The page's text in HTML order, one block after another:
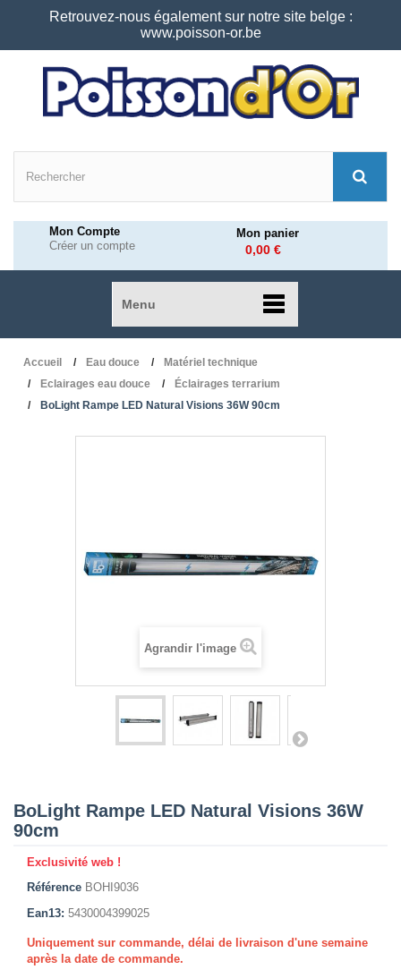
Retrouvez-nous également sur notre site belge :
www.poisson-or.be
Mon Compte
Créer un compte
Mon panier
0,00 €
Menu
Accueil Eau douce
Matériel technique
Eclairages eau douce
Éclairages terrarium
BoLight Rampe LED Natural Visions 36W 90cm
Agrandir l'image
BoLight Rampe LED Natural Visions 36W
90cm
Exclusivité web !
Référence BOHI9036
Ean13: 5430004399025
Uniquement sur commande, délai de livraison d'une semaine
après la date de commande.